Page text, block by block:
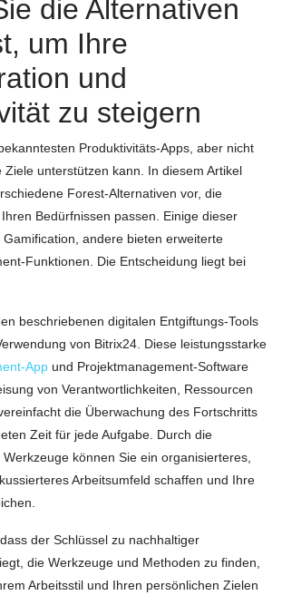
die Alternativen
um Ihre
und
zu steigern
Produktivitäts-Apps, aber nicht
Ziele unterstützen kann. In diesem Artikel
Forest-Alternativen vor, die
Bedürfnissen passen. Einige dieser
andere bieten erweiterte
Funktionen. Die Entscheidung liegt bei
beschriebenen digitalen Entgiftungs-Tools
von Bitrix24. Diese leistungsstarke
App und Projektmanagement-Software
von Verantwortlichkeiten, Ressourcen
die Überwachung des Fortschritts
Zeit für jede Aufgabe. Durch die
können Sie ein organisierteres,
Arbeitsumfeld schaffen und Ihre
der Schlüssel zu nachhaltiger
die Werkzeuge und Methoden zu finden,
Arbeitsstil und Ihren persönlichen Zielen